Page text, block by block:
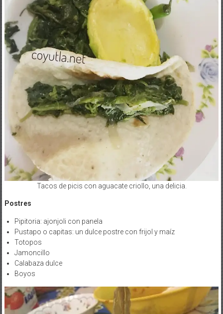
Tacos de picis con aguacate criollo, una delicia.
Pustapo o capitas: un dulce postre con frijol y maíz
Totopos
Jamoncillo
Calabaza dulce
Boyos